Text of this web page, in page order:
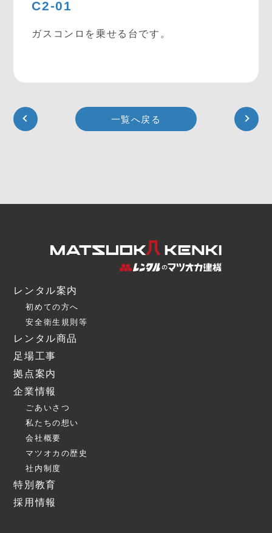
C2-01
ガスコンロを乗せる台です。
一覧へ戻る
レンタル案内
初めての方へ
安全衛生規則等
レンタル商品
足場工事
拠点案内
企業情報
ごあいさつ
私たちの想い
会社概要
マツオカの歴史
社内制度
特別教育
採用情報